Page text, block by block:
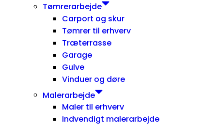
Tømrerarbejde
Carport og skur
Tømrer til erhverv
Træterrasse
Garage
Gulve
Vinduer og døre
Malerarbejde
Maler til erhverv
Indvendigt malerarbejde